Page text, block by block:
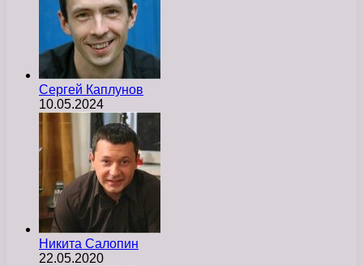
Сергей Каплунов
10.05.2024
Никита Салопин
22.05.2020